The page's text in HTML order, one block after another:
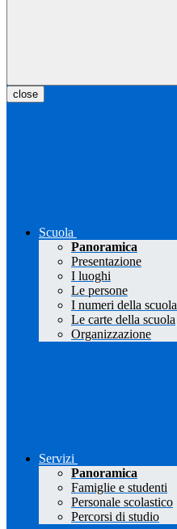
close
Scuola
Panoramica
Presentazione
I luoghi
Le persone
I numeri della scuola
Le carte della scuola
Organizzazione
Servizi
Panoramica
Famiglie e studenti
Personale scolastico
Percorsi di studio